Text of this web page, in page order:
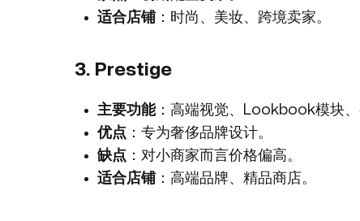
适合店铺：时尚、美妆、跨境卖家。
3. Prestige
主要功能：高端视觉、Lookbook模块、
优点 ：专为奢侈品牌设计。
缺点 ：对小商家而言价格偏高。
适合店铺：高端品牌、精品商店。